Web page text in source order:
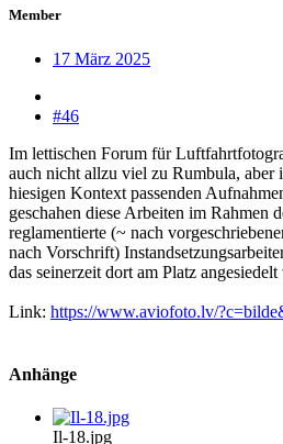
Member
17 März 2025
#46
Im lettischen Forum für
auch nicht allzu viel zu Rumbula, aber
hiesigen Kontext passenden
geschahen diese Arbeiten im Rahmen
reglamentierte (~ nach
nach Vorschrift)
das seinerzeit dort am Platz angesiedelt
Link: https://www.aviofoto.lv/
Anhänge
Il-18.jpg